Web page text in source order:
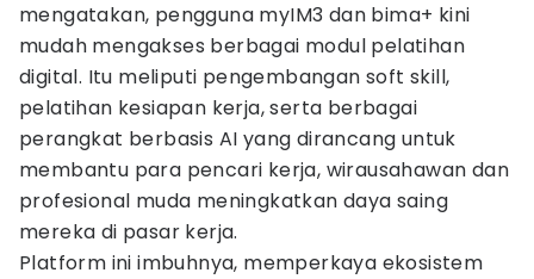
mengatakan, pengguna myIM3 dan bima+ kini
mudah mengakses berbagai modul pelatihan
digital. Itu meliputi pengembangan soft skill,
pelatihan kesiapan kerja, serta berbagai
perangkat berbasis AI yang dirancang untuk
membantu para pencari kerja, wirausahawan dan
profesional muda meningkatkan daya saing
mereka di pasar kerja.
Platform ini imbuhnya, memperkaya ekosistem